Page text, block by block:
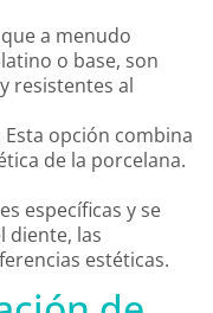
a menudo
o base, son
resistentes al
opción combina
de la porcelana.
específicas y se
diente, las
estéticas.